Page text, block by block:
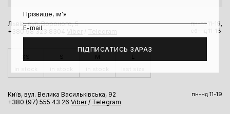
Львів, вул. Вороного, 5
+380 98 323 8304 Viber / Telegram
пн-пт 11-19,
сб-нд 11-18
XS
S
M
L
Київ, вул. Велика Васильківська, 92
+380 (97) 555 43 26 Viber / Telegram
пн-нд 11-19
ПІДПИСАТИСЬ ЗАРАЗ